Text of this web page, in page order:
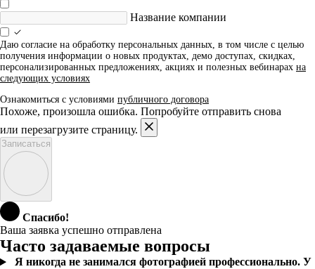
Название компании
Даю согласие на обработку персональных данных, в том числе с целью
получения информации о новых продуктах, демо доступах, скидках,
персонализированных предложениях, акциях и полезных вебинарах на
следующих условиях
Ознакомиться с условиями публичного договора
Похоже, произошла ошибка. Попробуйте отправить снова
или перезагрузите страницу.
Записаться
Спасибо!
Ваша заявка успешно отправлена
Часто задаваемые вопросы
Я никогда не занимался фотографией профессионально. У